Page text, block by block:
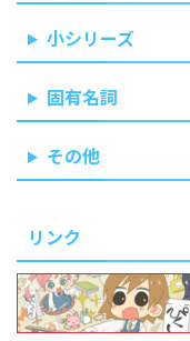
小シリーズ
固有名詞
その他
リンク